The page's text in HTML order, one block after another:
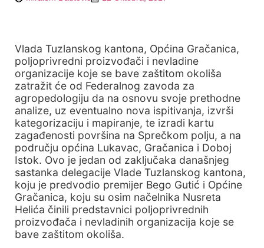
Vlada Tuzlanskog kantona, Općina Gračanica,
poljoprivredni proizvođači i nevladine
organizacije koje se bave zaštitom okoliša
zatražit će od Federalnog zavoda za
agropedologiju da na osnovu svoje prethodne
analize, uz eventualno nova ispitivanja, izvrši
kategorizaciju i mapiranje, te izradi kartu
zagađenosti površina na Sprečkom polju, a na
području općina Lukavac, Gračanica i Doboj
Istok. Ovo je jedan od zaključaka današnjeg
sastanka delegacije Vlade Tuzlanskog kantona,
koju je predvodio premijer Bego Gutić i Općine
Gračanica, koju su osim načelnika Nusreta
Helića činili predstavnici poljoprivrednih
proizvođača i nevladinih organizacija koje se
bave zaštitom okoliša.